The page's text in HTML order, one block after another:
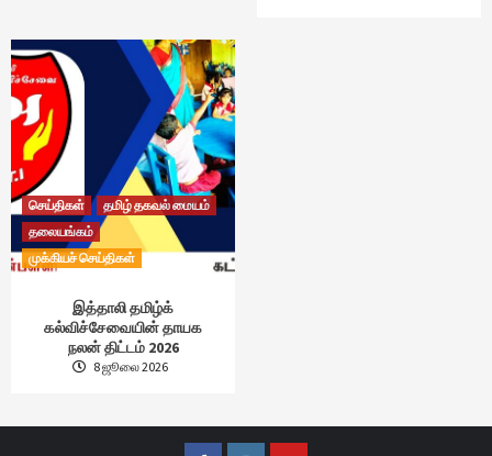
செய்திகள்
தமிழ் தகவல் மையம்
தலையங்கம்
முக்கியச் செய்திகள்
இத்தாலி தமிழ்க்
கல்விச்சேவையின் தாயக
நலன் திட்டம் 2026
8 ஜூலை 2026